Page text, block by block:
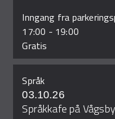
Inngang fra
17:00 - 19:00
Gratis
Språk
03.10.26
Språkkafe på